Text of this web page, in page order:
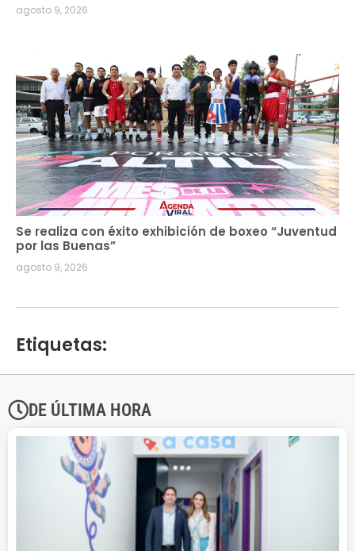
agosto 9, 2026
Se realiza con éxito exhibición de boxeo “Juventud
por las Buenas”
agosto 9, 2026
Etiquetas:
DE ÚLTIMA HORA